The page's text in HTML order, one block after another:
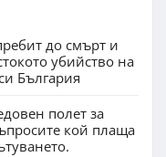
до смърт и
убийство на
България
полет за
кой плаща